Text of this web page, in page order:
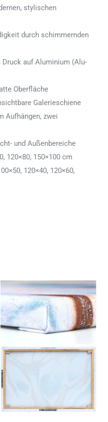
stylischen
durch schimmernden
auf Aluminium (Alu-
Oberfläche
Galerieschiene
Aufhängen, zwei
und Außenbereiche
120×80, 150×100 cm
120×40, 120×60,